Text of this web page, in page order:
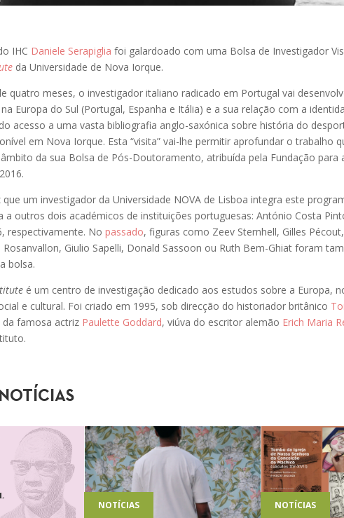
IHC Daniele Serapiglia foi galardoado com uma Bolsa de Investigador
da Universidade de Nova Iorque.
quatro meses, o investigador italiano radicado em Portugal vai
Europa do Sul (Portugal, Espanha e Itália) e a sua relação com a
acesso a uma vasta bibliografia anglo-saxónica sobre história do
em Nova Iorque. Esta “visita” vai-lhe permitir aprofundar o trabalho
da sua Bolsa de Pós-Doutoramento, atribuída pela Fundação para
que um investigador da Universidade NOVA de Lisboa integra este
a outros dois académicos de instituições portuguesas: António Costa
respectivamente. No passado, figuras como Zeev Sternhell, Gilles
Giulio Sapelli, Donald Sassoon ou Ruth Bem-Ghiat foram
bolsa.
é um centro de investigação dedicado aos estudos sobre a Europa,
e cultural. Foi criado em 1995, sob direcção do historiador britânico
famosa actriz Paulette Goddard, viúva do escritor alemão Erich Maria
NOTÍCIAS NOTÍCIAS